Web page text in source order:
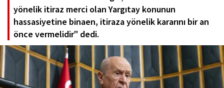
yönelik itiraz merci olan Yargıtay konunun
hassasiyetine binaen, itiraza yönelik kararını bir an
önce vermelidir" dedi.